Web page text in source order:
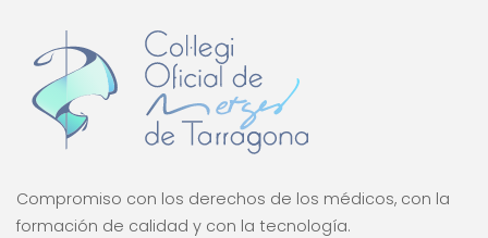
Compromiso con los derechos de los médicos, con la
formación de calidad y con la tecnología.